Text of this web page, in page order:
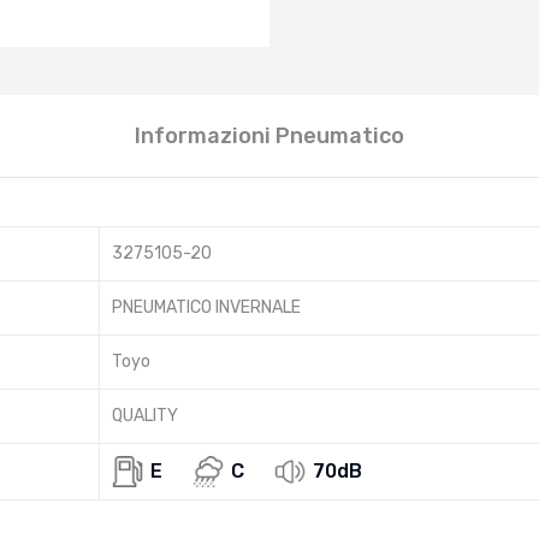
Informazioni Pneumatico
3275105-20
PNEUMATICO INVERNALE
Toyo
QUALITY
E C 70dB